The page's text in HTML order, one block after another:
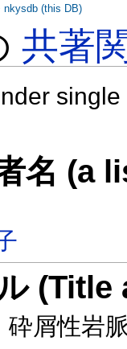
共著
名 (a
砕屑性岩
nkysdb (this DB)